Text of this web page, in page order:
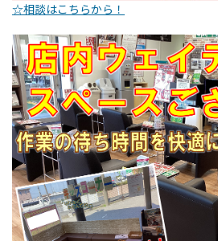
☆相談はこちらから！